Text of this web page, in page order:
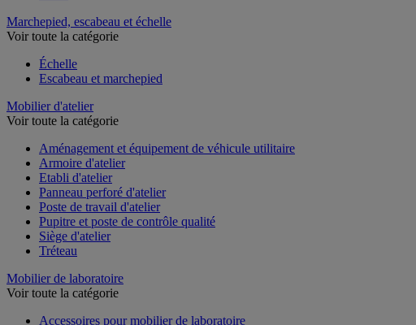
Marchepied, escabeau et échelle
Échelle
Mobilier d'atelier
Aménagement et équipement de véhicule utilitaire
Armoire d'atelier
Etabli d'atelier
Panneau perforé d'atelier
Poste de travail d'atelier
Pupitre et poste de contrôle qualité
Siège d'atelier
Mobilier de laboratoire